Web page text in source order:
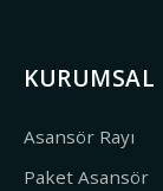
KURUMSAL
Asansör Rayı
Paket Asansör